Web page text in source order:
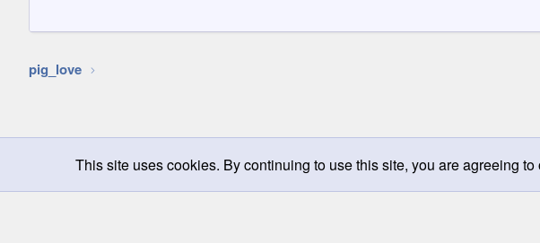
pig_love
Chọn giao diện Change width
This site uses cookies. By continuing to use this site, you are agreeing to